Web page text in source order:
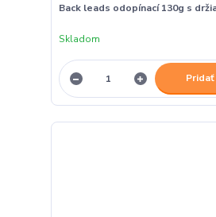
Back leads odopínací 130g s
Skladom